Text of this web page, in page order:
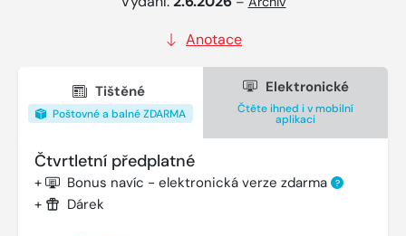
Anotace
Tištěné
Poštovné a balné ZDARMA
Elektronické
Čtěte ihned i v mobilní
aplikaci
Čtvrtletní předplatné
+ Bonus navíc - elektronická verze zdarma ?
+ Dárek